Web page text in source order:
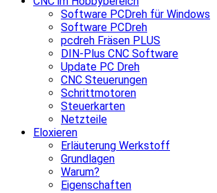
Software PCDreh für Windows
Software PCDreh
pcdreh Fräsen PLUS
DIN-Plus CNC Software
Update PC Dreh
CNC Steuerungen
Schrittmotoren
Steuerkarten
Netzteile
Eloxieren
Erläuterung Werkstoff
Grundlagen
Warum?
Eigenschaften